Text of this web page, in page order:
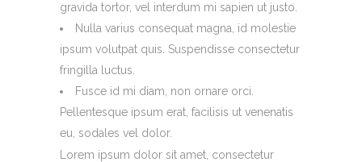
gravida tortor, vel interdum mi sapien ut justo.
Nulla varius consequat magna, id molestie
ipsum volutpat quis. Suspendisse consectetur
fringilla luctus.
Fusce id mi diam, non ornare orci.
Pellentesque ipsum erat, facilisis ut venenatis
eu, sodales vel dolor.
Lorem ipsum dolor sit amet, consectetur